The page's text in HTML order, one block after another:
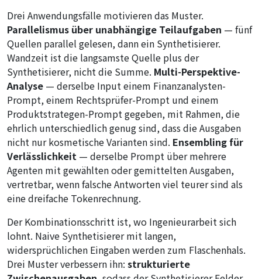
Drei Anwendungsfälle motivieren das Muster.
Parallelismus über unabhängige Teilaufgaben — fünf
Quellen parallel gelesen, dann ein Synthetisierer.
Wandzeit ist die langsamste Quelle plus der
Synthetisierer, nicht die Summe. Multi-Perspektive-
Analyse — derselbe Input einem Finanzanalysten-
Prompt, einem Rechtsprüfer-Prompt und einem
Produktstrategen-Prompt gegeben, mit Rahmen, die
ehrlich unterschiedlich genug sind, dass die Ausgaben
nicht nur kosmetische Varianten sind. Ensembling für
Verlässlichkeit — derselbe Prompt über mehrere
Agenten mit gewählten oder gemittelten Ausgaben,
vertretbar, wenn falsche Antworten viel teurer sind als
eine dreifache Tokenrechnung.
Der Kombinationsschritt ist, wo Ingenieurarbeit sich
lohnt. Naive Synthetisierer mit langen,
widersprüchlichen Eingaben werden zum Flaschenhals.
Drei Muster verbessern ihn: strukturierte